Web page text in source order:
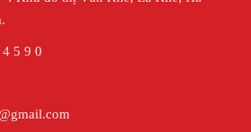
5 9 0